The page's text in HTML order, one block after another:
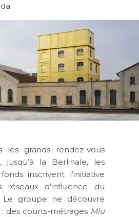
les grands rendez-vous
jusqu’à la Berlinale, les
inscrivent l’initiative
d’influence du
Le groupe ne découvre
des courts-métrages Miu